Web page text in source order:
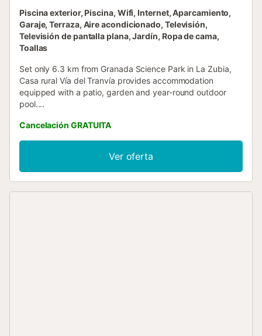
Piscina exterior, Piscina, Wifi, Internet, Aparcamiento,
Garaje, Terraza, Aire acondicionado, Televisión,
Televisión de pantalla plana, Jardín, Ropa de cama,
Toallas
Set only 6.3 km from Granada Science Park in La Zubia,
Casa rural Vía del Tranvía provides accommodation
equipped with a patio, garden and year-round outdoor
pool....
Cancelación GRATUITA
Ver oferta